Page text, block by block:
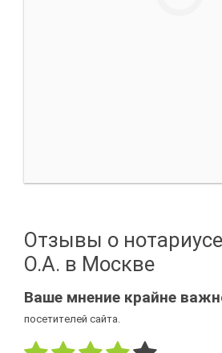
Отзывы о
О.А. в Москве
Ваше мнение крайне
посетителей сайта.